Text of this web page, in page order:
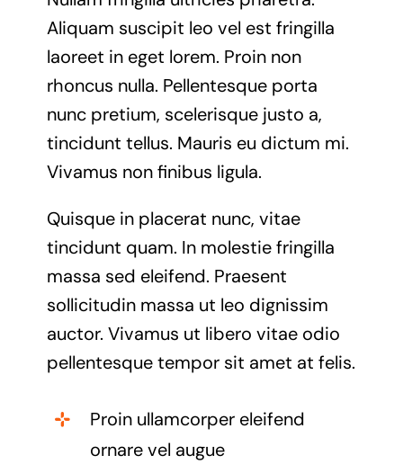
Aliquam suscipit leo vel est fringilla
laoreet in eget lorem. Proin non
rhoncus nulla. Pellentesque porta
nunc pretium, scelerisque justo a,
tincidunt tellus. Mauris eu dictum mi.
Vivamus non finibus ligula.
Quisque in placerat nunc, vitae
tincidunt quam. In molestie fringilla
massa sed eleifend. Praesent
sollicitudin massa ut leo dignissim
auctor. Vivamus ut libero vitae odio
pellentesque tempor sit amet at felis.
Proin ullamcorper eleifend
ornare vel augue